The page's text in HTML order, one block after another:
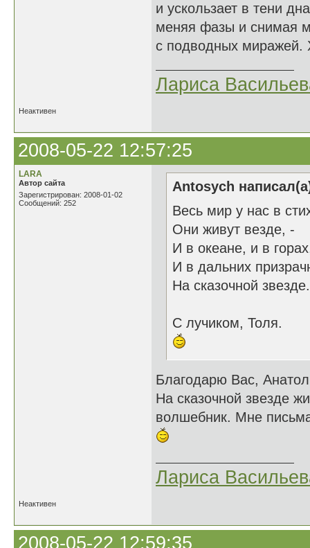
и ускользает в тени
меняя фазы и снимая
с подводных миражей.
Лариса
Неактивен
2008-05-22 12:57:25
LARA
Автор сайта
Зарегистрирован: 2008-01-02
Сообщений: 252
Antosych
Весь мир у нас в
Они живут везде, -
И в океане, и в
И в дальних
На сказочной
С лучиком, Толя.
Благодарю Вас,
На сказочной звезде
волшебник. Мне
Лариса
Неактивен
2008-05-22 12:59:35